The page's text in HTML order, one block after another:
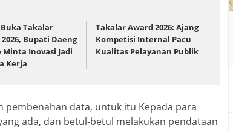
Takalar
Bupati Daeng
Minta Inovasi Jadi
Kerja
Takalar Award 2026: Ajang
Kompetisi Internal Pacu
Kualitas Pelayanan Publik
pembenahan data, untuk itu Kepada para
ada, dan betul-betul melakukan pendataan